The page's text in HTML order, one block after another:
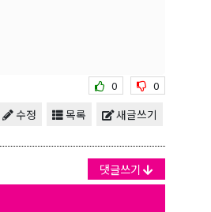
0 0
새글쓰기
목록
수정
댓글쓰기